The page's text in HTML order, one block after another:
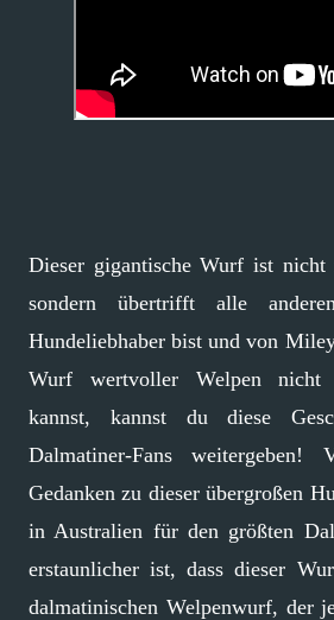
Dieser gigantische Wurf ist nicht
sondern übertrifft alle
Hundeliebhaber bist und von
Wurf wertvoller Welpen nicht
kannst, kannst du diese
Dalmatiner-Fans weitergeben!
Gedanken zu dieser übergroßen
in Australien für den größten
erstaunlicher ist, dass dieser
dalmatinischen Welpenwurf, der